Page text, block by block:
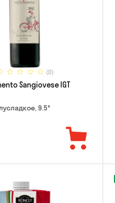
(0)
Sangiovese IGT
9.5°